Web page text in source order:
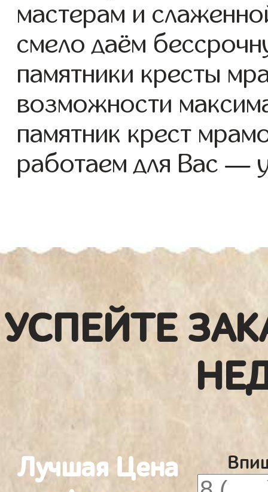
мастерам и
смело даём
памятники кресты
возможности
памятник крест
работаем для Вас —
УСПЕЙТЕ
Лучшая Цена